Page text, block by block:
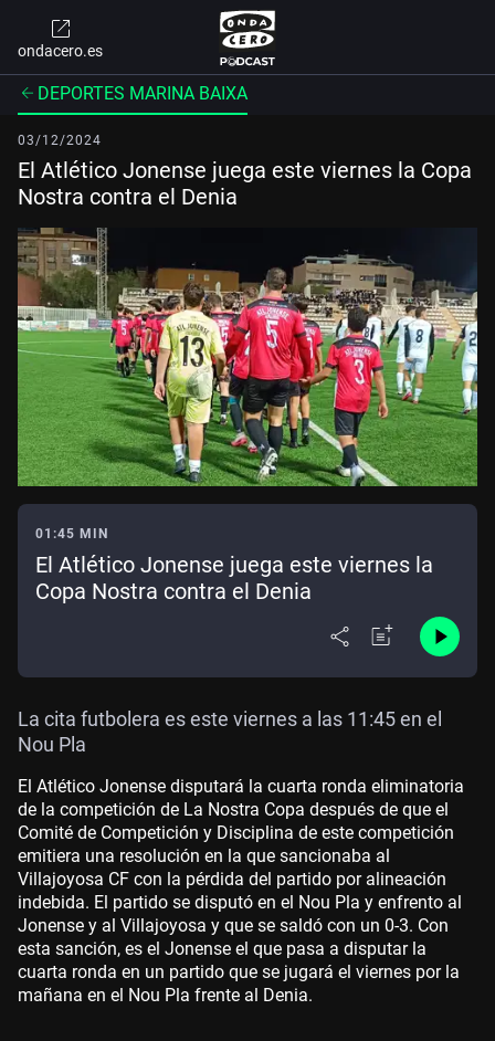
ondacero.es
DEPORTES MARINA BAIXA
03/12/2024
El Atlético Jonense juega este viernes la Copa
Nostra contra el Denia
01:45 MIN
El Atlético Jonense juega este viernes la
Copa Nostra contra el Denia
La cita futbolera es este viernes a las 11:45 en el
Nou Pla
El Atlético Jonense disputará la cuarta ronda eliminatoria
de la competición de La Nostra Copa después de que el
Comité de Competición y Disciplina de este competición
emitiera una resolución en la que sancionaba al
Villajoyosa CF con la pérdida del partido por alineación
indebida. El partido se disputó en el Nou Pla y enfrento al
Jonense y al Villajoyosa y que se saldó con un 0-3. Con
esta sanción, es el Jonense el que pasa a disputar la
cuarta ronda en un partido que se jugará el viernes por la
mañana en el Nou Pla frente al Denia.